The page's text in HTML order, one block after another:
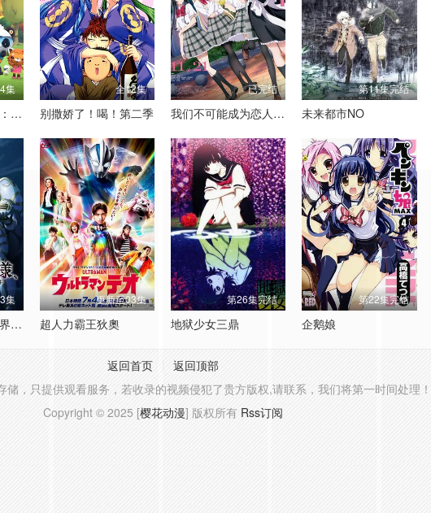
集
海底小纵队在中国：中国之旅
全12集
别撒娇了！喝！第二季
已完结
我们不可能成为恋人！绝对不行。(※似乎可行？)～NEXTSHINE！～
第11集完结
未来都市NO
集
骸骨骑士大人异世界冒险中Ⅱ
更新至03集
超人力霸王狄奧
第26集完结
地狱少女三鼎
第22集完结
企鹅娘
返回首页
返回顶部
储，只提供观看服务，若收录的视频侵犯了贵方版权,请联系，我们将第一时间处理！
Copyright © 2025 [樱花动漫] 版权所有 Rss订阅